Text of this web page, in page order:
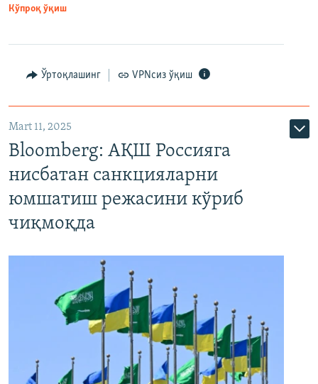
Кўпроқ ўқиш
Ўртоқлашинг VPNсиз ўқиш
Mart 11, 2025
Bloomberg: АҚШ Россияга
нисбатан санкцияларни
юмшатиш режасини кўриб
чиқмоқда